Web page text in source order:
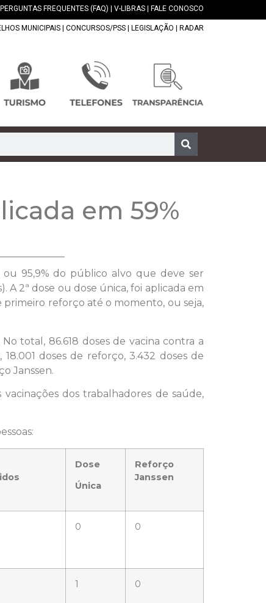
FREQUENTES (FAQ) V-LIBRAS FALE CONOSCO
MUNICIPAIS CONCURSOS/PSS LEGISLAÇÃO RADAR
em 59%
ou 95,9% do público alvo que deve ser
A 2ª dose ou dose única, foi aplicada em
primeiro reforço até o momento, ou seja,
total, 86.618 doses de vacina contra a
doses de reforço, 3.432 doses de
Janssen.
dos trabalhadores de saúde,
Dose
Única
Reforço
Janssen
0 0
1 0